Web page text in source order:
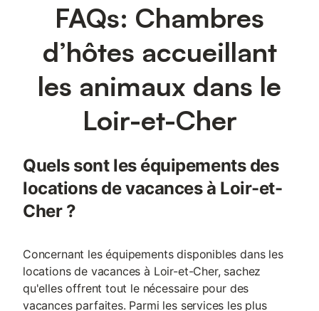
FAQs: Chambres
d’hôtes accueillant
les animaux dans le
Loir-et-Cher
Quels sont les équipements des
locations de vacances à Loir-et-
Cher ?
Concernant les équipements disponibles dans les
locations de vacances à Loir-et-Cher, sachez
qu'elles offrent tout le nécessaire pour des
vacances parfaites. Parmi les services les plus